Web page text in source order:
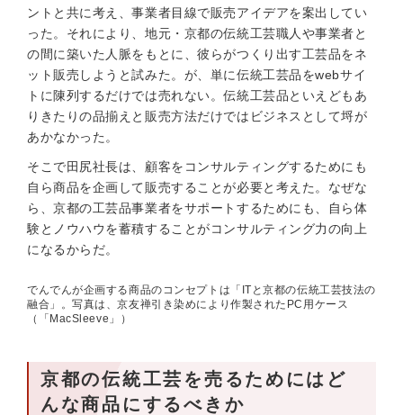
ントと共に考え、事業者目線で販売アイデアを案出してい
った。それにより、地元・京都の伝統工芸職人や事業者と
の間に築いた人脈をもとに、彼らがつくり出す工芸品をネ
ット販売しようと試みた。が、単に伝統工芸品をwebサイ
トに陳列するだけでは売れない。伝統工芸品といえどもあ
りきたりの品揃えと販売方法だけではビジネスとして埒が
あかなかった。
そこで田尻社長は、顧客をコンサルティングするためにも
自ら商品を企画して販売することが必要と考えた。なぜな
ら、京都の工芸品事業者をサポートするためにも、自ら体
験とノウハウを蓄積することがコンサルティング力の向上
になるからだ。
でんでんが企画する商品のコンセプトは「ITと京都の伝統工芸技法の
融合」。写真は、京友禅引き染めにより作製されたPC用ケース
（「MacSleeve」）
京都の伝統工芸を売るためにはど
んな商品にするべきか